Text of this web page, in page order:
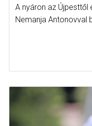
A nyáron az Újpesttől
Nemanja Antonovval